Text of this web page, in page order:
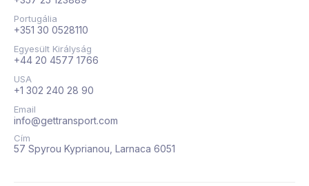
Portugália
+351 30 0528110
Egyesült Királyság
+44 20 4577 1766
USA
+1 302 240 28 90
Email
info@gettransport.com
Cím
57 Spyrou Kyprianou, Larnaca 6051